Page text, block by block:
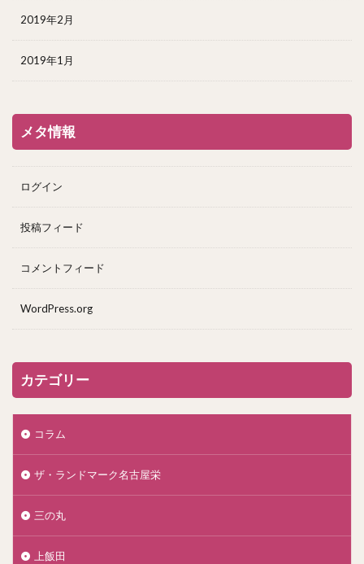
2019年2月
2019年1月
メタ情報
ログイン
投稿フィード
コメントフィード
WordPress.org
カテゴリー
コラム
ザ・ランドマーク名古屋栄
三の丸
上飯田